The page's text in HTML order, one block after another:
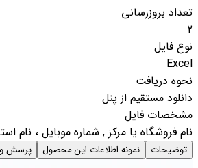
تعداد بروزرسانی
2
نوع فایل
Excel
نحوه دریافت
دانلود مستقیم از پنل
مشخصات فایل
نام فروشگاه یا مرکز , شماره موبایل ، نام
توضیحات نمونه اطلاعات این محصول پرسش